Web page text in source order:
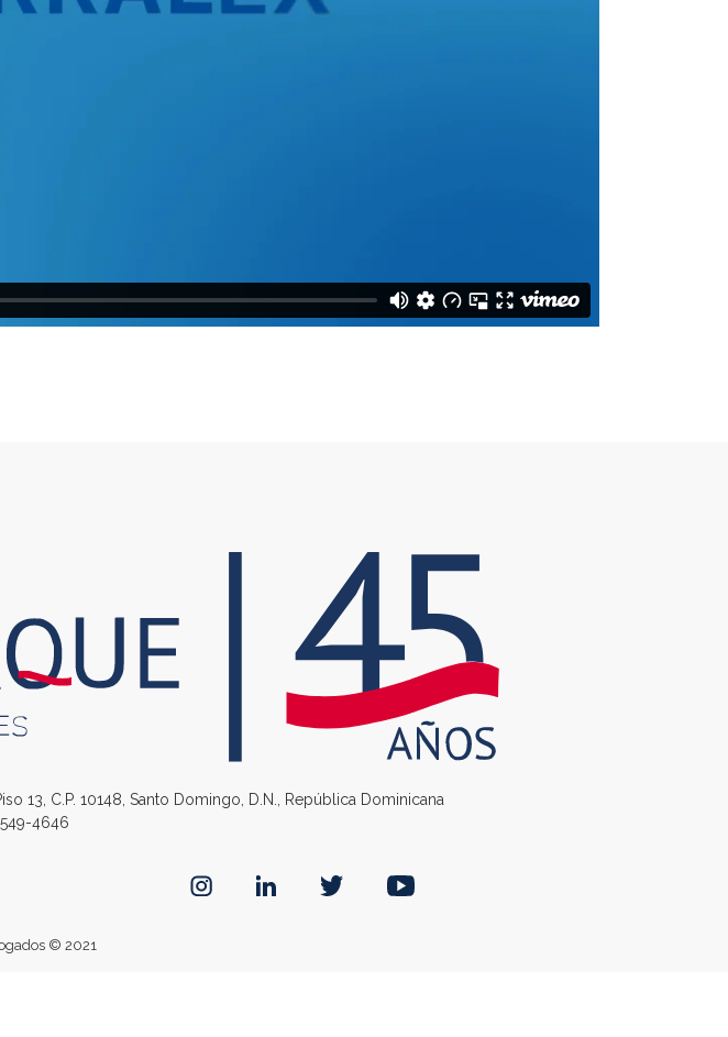
13, C.P. 10148, Santo Domingo, D.N., República Dominicana
4646
© 2021